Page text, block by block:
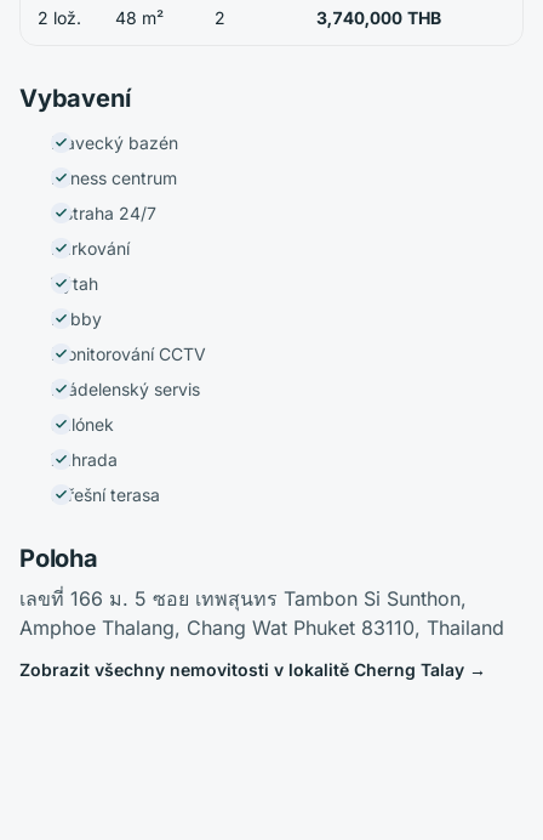
2 lož. 48 m² 2 3,740,000 THB
Vybavení
Plavecký bazén
Fitness centrum
Ostraha 24/7
Parkování
Výtah
Lobby
Monitorování CCTV
Prádelenský servis
Salónek
Zahrada
Střešní terasa
Poloha
เลขที่ 166 ม. 5 ซอย เทพสุนทร Tambon Si Sunthon,
Amphoe Thalang, Chang Wat Phuket 83110, Thailand
Zobrazit všechny nemovitosti v lokalitě Cherng Talay →